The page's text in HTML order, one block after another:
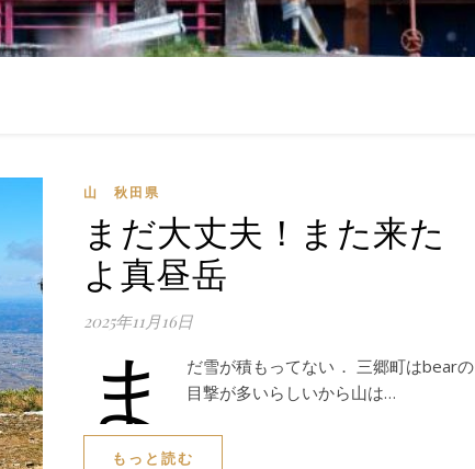
山 秋田県
まだ大丈夫！また来た
よ真昼岳
2025年11月16日
ま
だ雪が積もってない． 三郷町はbearの
目撃が多いらしいから山は…
もっと読む